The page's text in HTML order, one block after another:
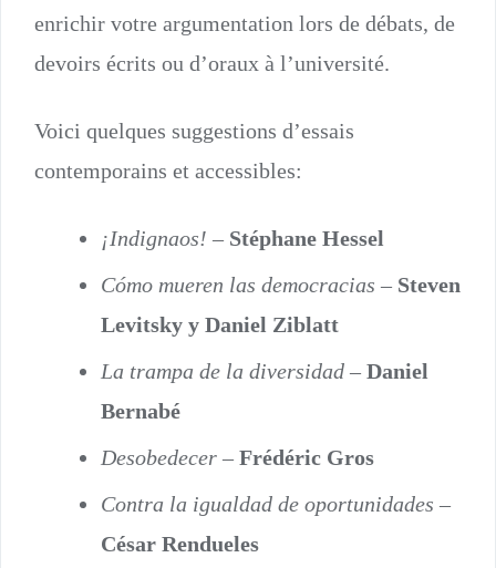
enrichir votre argumentation lors de débats, de
devoirs écrits ou d’oraux à l’université.
Voici quelques suggestions d’essais
contemporains et accessibles:
¡Indignaos! – Stéphane Hessel
Cómo mueren las democracias – Steven
Levitsky y Daniel Ziblatt
La trampa de la diversidad – Daniel
Bernabé
Desobedecer – Frédéric Gros
Contra la igualdad de oportunidades –
César Rendueles